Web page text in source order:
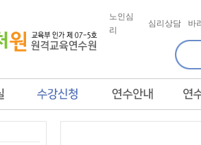
노인심
리
심리상담 바